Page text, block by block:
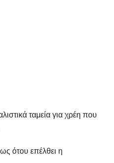
ταμεία για χρέη που
ότου επέλθει η